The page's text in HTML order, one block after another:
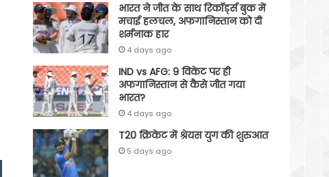
भारत ने जीत के साथ रिकॉर्ड्स बुक में
मचाई हलचल, अफगानिस्तान को दी
शर्मनाक हार
4 days ago
IND vs AFG: 9 विकेट पर ही
अफगानिस्तान से कैसे जीत गया
भारत?
4 days ago
T20 क्रिकेट में श्रेयस युग की शुरुआत
5 days ago